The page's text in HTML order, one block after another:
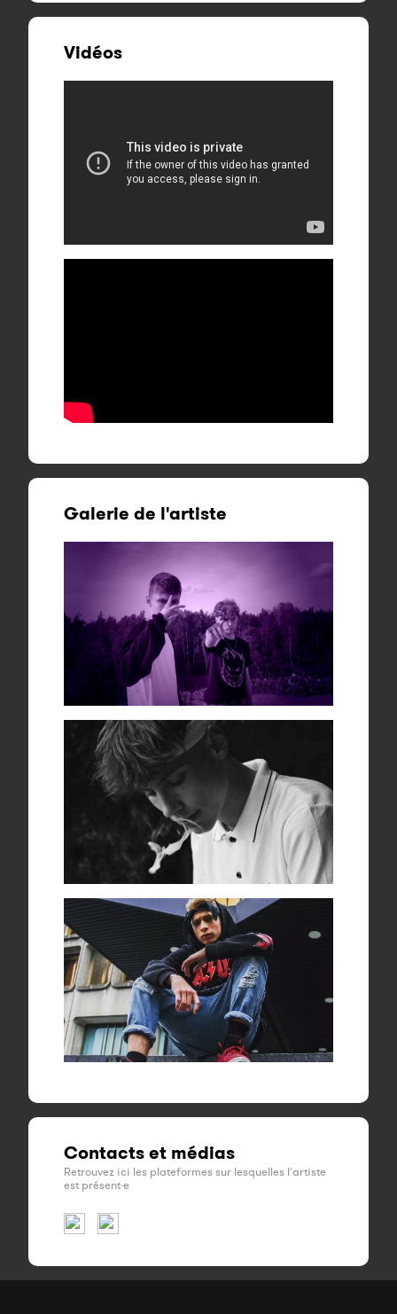
Vidéos
Galerie de l'artiste
Contacts et médias
Retrouvez ici les plateformes sur lesquelles l'artiste
est présent·e